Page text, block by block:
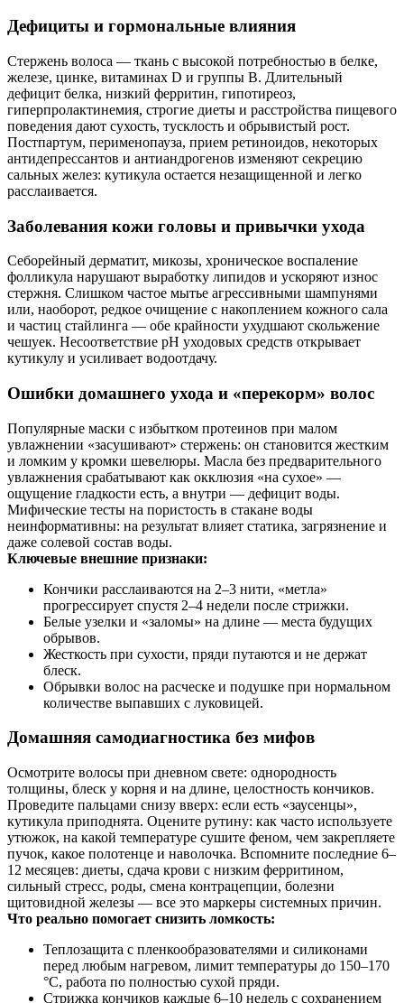
Дефициты и гормональные влияния
Стержень волоса — ткань с высокой потребностью в белке,
железе, цинке, витаминах D и группы B. Длительный
дефицит белка, низкий ферритин, гипотиреоз,
гиперпролактинемия, строгие диеты и расстройства пищевого
поведения дают сухость, тусклость и обрывистый рост.
Постпартум, перименопауза, прием ретиноидов, некоторых
антидепрессантов и антиандрогенов изменяют секрецию
сальных желез: кутикула остается незащищенной и легко
расслаивается.
Заболевания кожи головы и привычки ухода
Себорейный дерматит, микозы, хроническое воспаление
фолликула нарушают выработку липидов и ускоряют износ
стержня. Слишком частое мытье агрессивными шампунями
или, наоборот, редкое очищение с накоплением кожного сала
и частиц стайлинга — обе крайности ухудшают скольжение
чешуек. Несоответствие pH уходовых средств открывает
кутикулу и усиливает водоотдачу.
Ошибки домашнего ухода и «перекорм» волос
Популярные маски с избытком протеинов при малом
увлажнении «засушивают» стержень: он становится жестким
и ломким у кромки шевелюры. Масла без предварительного
увлажнения срабатывают как окклюзия «на сухое» —
ощущение гладкости есть, а внутри — дефицит воды.
Мифические тесты на пористость в стакане воды
неинформативны: на результат влияет статика, загрязнение и
даже солевой состав воды.
Ключевые внешние признаки:
Кончики расслаиваются на 2–3 нити, «метла»
прогрессирует спустя 2–4 недели после стрижки.
Белые узелки и «заломы» на длине — места будущих
обрывов.
Жесткость при сухости, пряди путаются и не держат
блеск.
Обрывки волос на расческе и подушке при нормальном
количестве выпавших с луковицей.
Домашняя самодиагностика без мифов
Осмотрите волосы при дневном свете: однородность
толщины, блеск у корня и на длине, целостность кончиков.
Проведите пальцами снизу вверх: если есть «заусенцы»,
кутикула приподнята. Оцените рутину: как часто используете
утюжок, на какой температуре сушите феном, чем закрепляете
пучок, какое полотенце и наволочка. Вспомните последние 6–
12 месяцев: диеты, сдача крови с низким ферритином,
сильный стресс, роды, смена контрацепции, болезни
щитовидной железы — все это маркеры системных причин.
Что реально помогает снизить ломкость:
Теплозащита с пленкообразователями и силиконами
перед любым нагревом, лимит температуры до 150–170
°C, работа по полностью сухой пряди.
Стрижка кончиков каждые 6–10 недель с сохранением